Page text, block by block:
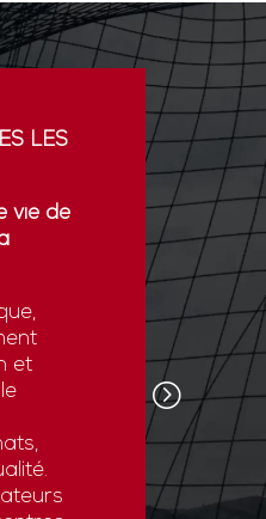
LES
vie de
et
GDI
La
l’export.
GDI
son
et des